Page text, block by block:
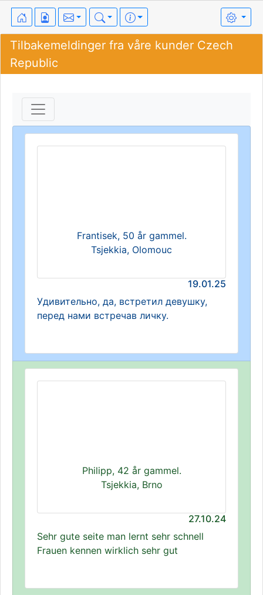
Tilbakemeldinger fra våre kunder Czech
Republic
Frantisek, 50 år gammel.
Tsjekkia, Olomouc
19.01.25
Удивительно, да, встретил девушку,
перед нами встречав личку.
Philipp, 42 år gammel.
Tsjekkia, Brno
27.10.24
Sehr gute seite man lernt sehr schnell
Frauen kennen wirklich sehr gut